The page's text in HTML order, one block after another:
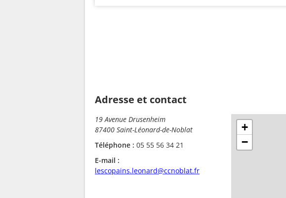
Adresse et contact
19 Avenue Drusenheim
87400 Saint-Léonard-de-Noblat
Téléphone : 05 55 56 34 21
E-mail :
lescopains.leonard@ccnoblat.fr
+
−